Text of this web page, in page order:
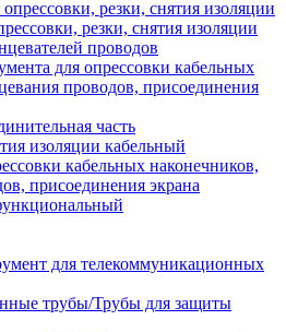
резки, снятия изоляции
проводов
для опрессовки кабельных
проводов, присоединения
часть
изоляции кабельный
кабельных наконечников,
присоединения экрана
для телекоммуникационных